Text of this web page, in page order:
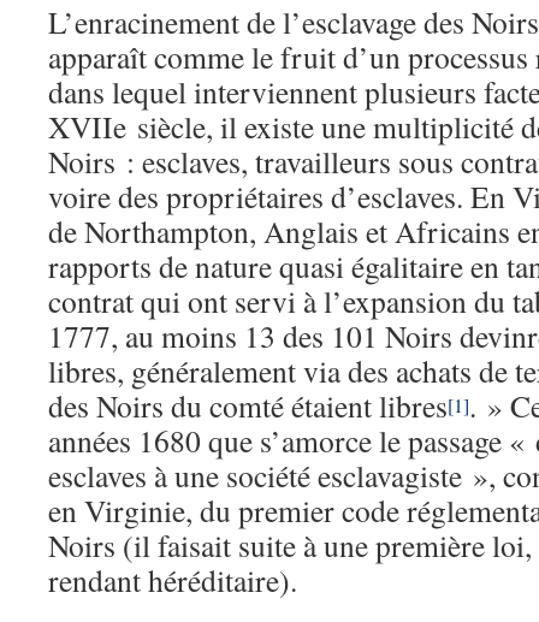
L’enracinement de l’esclavage des
apparaît comme le fruit d’un
dans lequel interviennent plusieurs
XVIIe siècle, il existe une multiplicité
Noirs : esclaves, travailleurs sous
voire des propriétaires d’esclaves. En
de Northampton, Anglais et Africains
rapports de nature quasi égalitaire en
contrat qui ont servi à l’expansion du
1777, au moins 13 des 101 Noirs
libres, généralement via des achats de
des Noirs du comté étaient libres[1]. »
années 1680 que s’amorce le passage
esclaves à une société esclavagiste »,
en Virginie, du premier code
Noirs (il faisait suite à une première loi,
rendant héréditaire).